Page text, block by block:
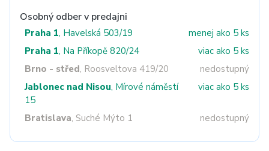
Osobný odber v predajni
Praha 1, Havelská 503/19
menej ako 5 ks
Praha 1, Na Příkopě 820/24
viac ako 5 ks
Brno - střed, Roosveltova 419/20
nedostupný
Jablonec nad Nisou, Mírové náměstí
15
viac ako 5 ks
Bratislava, Suché Mýto 1 nedostupný